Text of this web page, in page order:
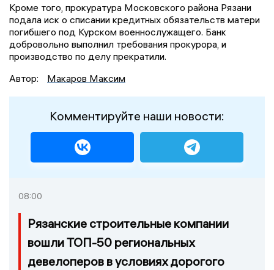
Кроме того, прокуратура Московского района Рязани
подала иск о списании кредитных обязательств матери
погибшего под Курском военнослужащего. Банк
добровольно выполнил требования прокурора, и
производство по делу прекратили.
Автор:
Макаров Максим
Комментируйте наши новости:
08:00
Рязанские строительные компании
вошли ТОП-50 региональных
девелоперов в условиях дорогого